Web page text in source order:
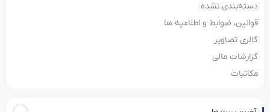
دسته‌بندی نشده
قوانین، ضوابط و اطلاعیه ها
گالری تصاویر
گزارشات مالی
مکاتبات